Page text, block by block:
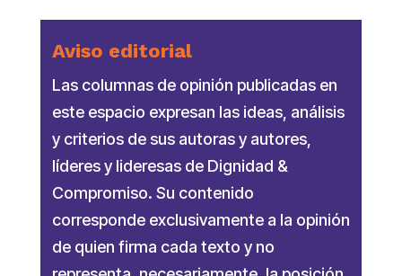
Aviso editorial
Las columnas de opinión publicadas en
este espacio expresan las ideas, análisis
y criterios de sus autoras y autores,
líderes y lideresas de Dignidad &
Compromiso. Su contenido
corresponde exclusivamente a la opinión
de quien firma cada texto y no